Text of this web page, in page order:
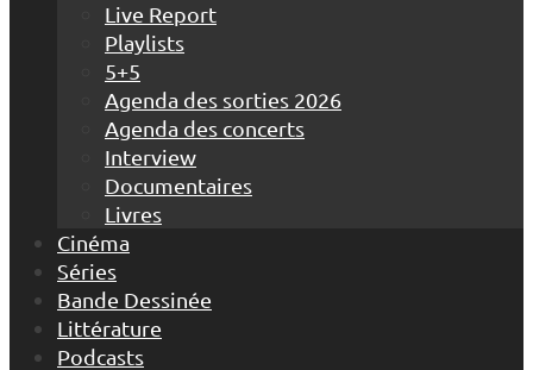
Live Report
Playlists
5+5
Agenda des sorties 2026
Agenda des concerts
Interview
Documentaires
Livres
Cinéma
Séries
Bande Dessinée
Littérature
Podcasts